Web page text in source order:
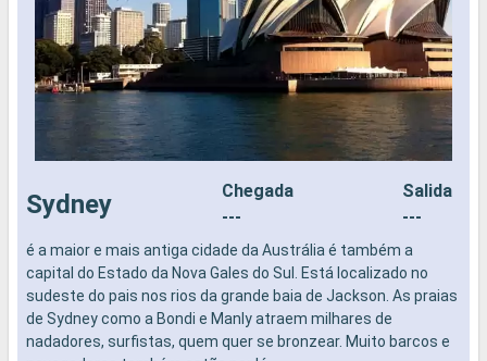
Sydney
Chegada
---
Salida
---
é a maior e mais antiga cidade da Austrália é também a
capital do Estado da Nova Gales do Sul. Está localizado no
sudeste do pais nos rios da grande baia de Jackson. As praias
de Sydney como a Bondi e Manly atraem milhares de
nadadores, surfistas, quem quer se bronzear. Muito barcos e